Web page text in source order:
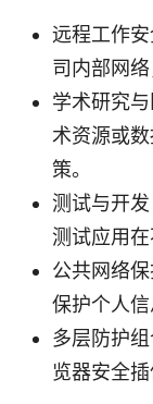
远程工作
司内部网络
学术研究
术资源或
策。
测试与开
测试应用在
公共网络
保护个人信
多层防护
览器安全